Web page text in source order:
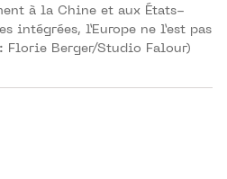
à la Chine et aux États-
intégrées, l’Europe ne l’est pas
Florie Berger/Studio Falour)